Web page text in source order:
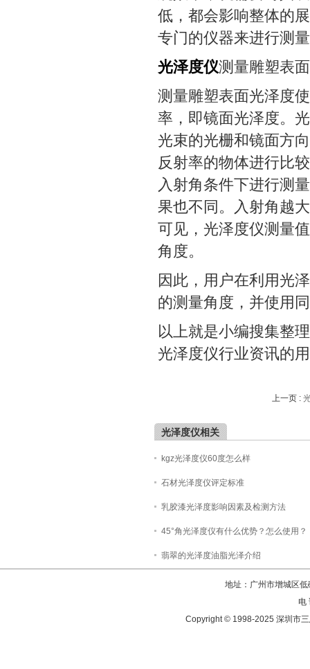
低，都会影响整体的
专门的仪器来进行测
光泽度仪测量雕塑表
测量雕塑表面光泽度
率，即镜面光泽度。
光束的光栅和镜面方
反射率的物体进行比
入射角条件下进行测
果也不同。入射角越
可见，光泽度仪测量
角度。
因此，用户在利用光
的测量角度，并使用
以上就是小编搜集整
光泽度仪行业资讯的
上一页 :
光泽度仪相关
kgz光泽度仪60度怎么样
石材光泽度仪评定标准
乳胶漆光泽度影响因素及检测方法
45°角光泽度仪有什么优势？怎么使用？
翡翠的光泽度油脂光泽介绍
地址：广州市增城区
电
Copyright © 1998-2025 深圳市